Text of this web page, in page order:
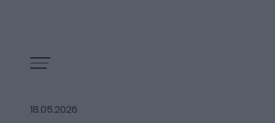
18.05.2026